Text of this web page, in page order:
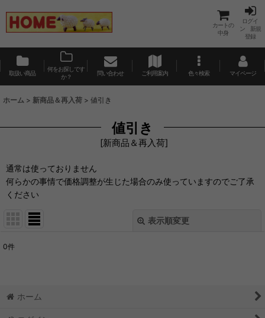
カートの
中身
ログイ
ン 新規
登録
取扱い商品
何をお探しです
か？
問い合わせ ご利用案内 色々検索 マイページ
ホーム > 新商品＆再入荷 > 値引き
値引き
[新商品＆再入荷]
通常は使っておりません
何らかの事情で価格調整が生じた場合のみ使っていますのでご了承
ください
表示順変更
0件
ホーム